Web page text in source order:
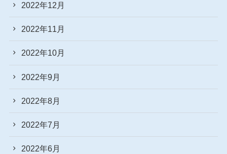
2022年12月
2022年11月
2022年10月
2022年9月
2022年8月
2022年7月
2022年6月